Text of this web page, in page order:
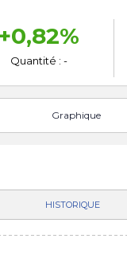
+0,82%
Quantité : -
Graphique
HISTORIQUE